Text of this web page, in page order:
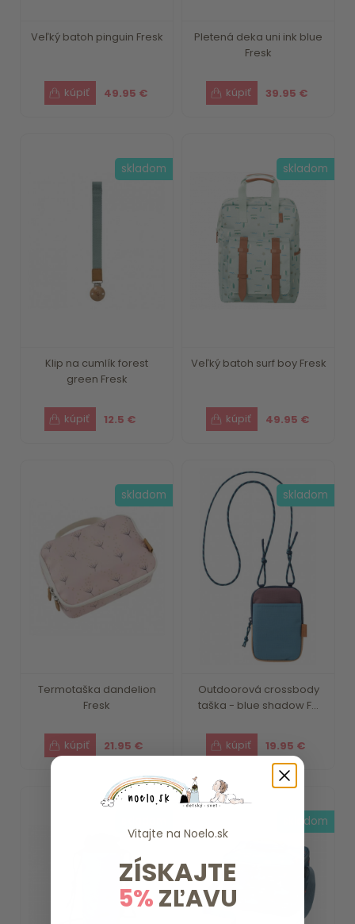
Veľký batoh pinguin Fresk
49.95 €
Pletená deka uni ink blue
Fresk
39.95 €
Klip na cumlík forest
green Fresk
12.5 €
skladom
Veľký batoh surf boy Fresk
49.95 €
skladom
Termotaška dandelion
Fresk
21.95 €
skladom
Outdoorová crossbody
taška - blue shadow F...
19.95 €
skladom
skladom
Vitajte na Noelo.sk
ZÍSKAJTE
5%ZĽAVU